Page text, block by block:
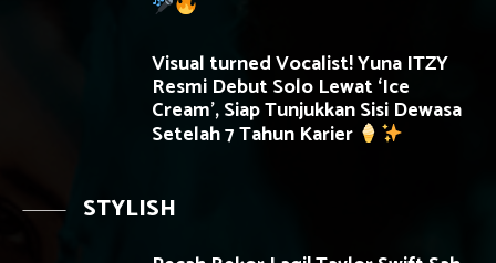
Visual turned Vocalist! Yuna ITZY
Resmi Debut Solo Lewat ‘Ice
Cream’, Siap Tunjukkan Sisi Dewasa
Setelah 7 Tahun Karier
STYLISH